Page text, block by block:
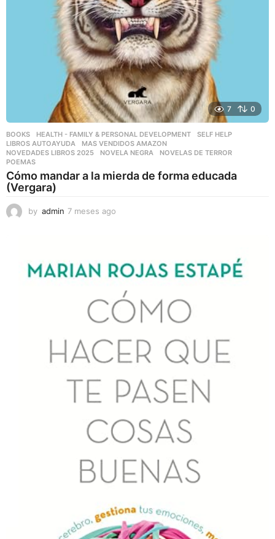
7 0
BOOKS ,HEALTH - FAMILY & PERSONAL DEVELOPMENT ,SELF HELP
LIBROS AUTOAYUDA
,MAS VENDIDOS AMAZON
NOVEDADES LIBROS 2025
,NOVELA NEGRA ,NOVELAS DE TERROR
POEMAS
Cómo mandar a la mierda de forma educada
(Vergara)
by admin 7 meses ago
s
a
o